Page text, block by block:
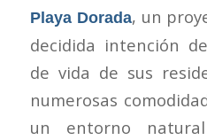
Playa Dorada, un
decidida intención
de vida de sus
numerosas
un entorno